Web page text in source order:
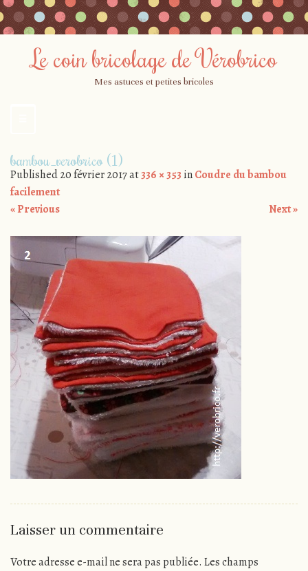
Le coin bricolage de Vérobrico
Mes astuces et petites bricoles
content
bambou_verobrico (1)
Published20 février 2017at336 × 353 inCoudre du bambou
facilement
« Previous
Next »
Laisser un commentaire
Votre adresse e-mail ne sera pas publiée. Les champs